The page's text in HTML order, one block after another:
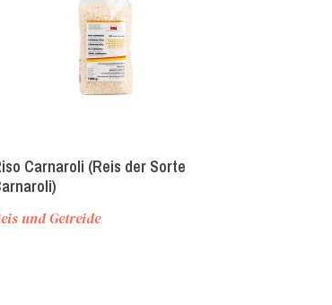
Carnaroli (Reis der Sorte
und Getreide